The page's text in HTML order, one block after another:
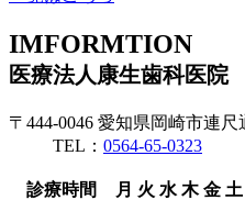
IMFORMTION
医療法人康生歯科医院
〒444-0046 愛知県岡崎市連尺
TEL： 0564-65-0323
診療時間 月 火 水 木 金 土